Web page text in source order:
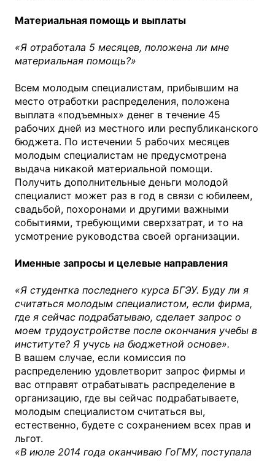
Материальная помощь и выплаты
«Я отработала 5 месяцев, положена ли мне
материальная помощь?»
Всем молодым специалистам, прибывшим на
место отработки распределения, положена
выплата «подъемных» денег в течение 45
рабочих дней из местного или республиканского
бюджета. По истечении 5 рабочих месяцев
молодым специалистам не предусмотрена
выдача никакой материальной помощи.
Получить дополнительные деньги молодой
специалист может раз в год в связи с юбилеем,
свадьбой, похоронами и другими важными
событиями, требующими сверхзатрат, и то на
усмотрение руководства своей организации.
Именные запросы и целевые направления
«Я студентка последнего курса БГЭУ. Буду ли я
считаться молодым специалистом, если фирма,
где я сейчас подрабатываю, сделает запрос о
моем трудоустройстве после окончания учебы в
институте? Я учусь на бюджетной основе».
В вашем случае, если комиссия по
распределению удовлетворит запрос фирмы и
вас отправят отрабатывать распределение в
организацию, где вы сейчас подрабатываете,
молодым специалистом считаться вы,
естественно, будете с сохранением всех прав и
льгот.
«В июле 2014 года оканчиваю ГоГМУ, поступала